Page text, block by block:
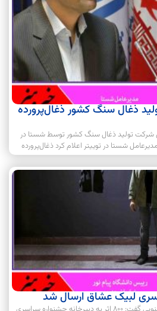
ذغال سنگ کشور ذغال‌پرورده
شرکت تولید ذغال سنگ کشور توسط شستا در
شستا در توییتر اعلام کرد ذغال‌پرورده